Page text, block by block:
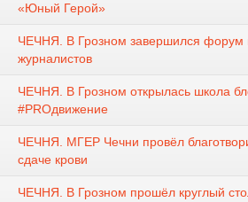
«Юный Герой»
ЧЕЧНЯ. В Грозном завершился форум
журналистов
ЧЕЧНЯ. В Грозном открылась школа
#PROдвижение
ЧЕЧНЯ. МГЕР Чечни провёл
сдаче крови
ЧЕЧНЯ. В Грозном прошёл круглый